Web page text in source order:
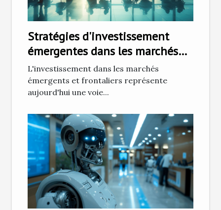
Stratégies d'investissement
émergentes dans les marchés
frontaliers
L'investissement dans les marchés
émergents et frontaliers représente
aujourd'hui une voie...